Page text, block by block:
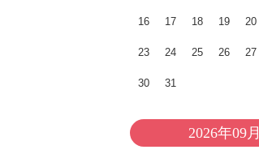
16 17 18 19 20
23 24 25 26 27
30 31
2026年09月